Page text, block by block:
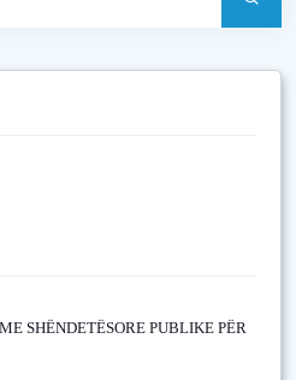
SHËNDETËSORE PUBLIKE PËR